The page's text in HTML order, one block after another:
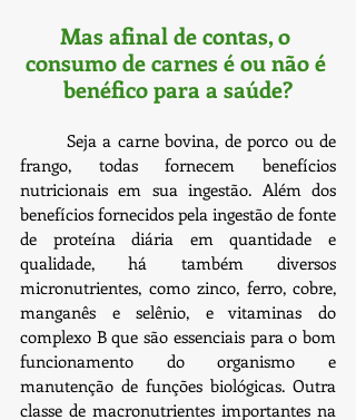
Mas afinal de contas, o
consumo de carnes é ou não é
benéfico para a saúde?
frango, todas fornecem benefícios
nutricionais em sua ingestão. Além dos
benefícios fornecidos pela ingestão de fonte
de proteína diária em quantidade e
qualidade, há também diversos
micronutrientes, como zinco, ferro, cobre,
manganês e selênio, e vitaminas do
complexo B que são essenciais para o bom
funcionamento do organismo e
manutenção de funções biológicas. Outra
classe de macronutrientes importantes na